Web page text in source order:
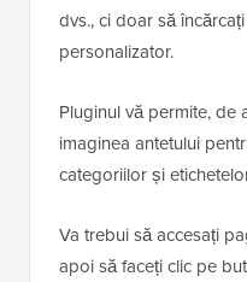
dvs., ci doar să
personalizator.
Pluginul vă permite, de
imaginea antetului
categoriilor și
Va trebui să accesați
apoi să faceți clic pe